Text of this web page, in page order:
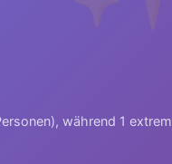
während 1 extrem